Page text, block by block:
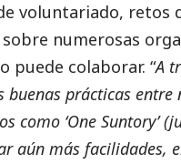
voluntariado, retos
numerosas
puede colaborar. “A
prácticas entre
como ‘One Suntory’
aún más facilidades,